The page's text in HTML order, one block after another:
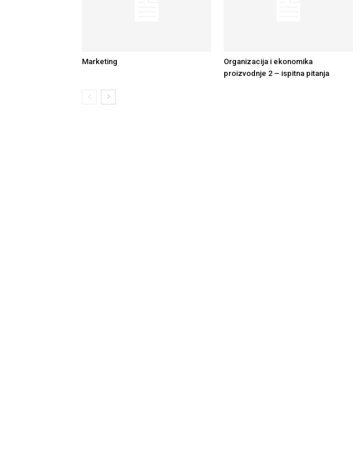
Marketing
Organizacija i ekonomika
proizvodnje 2 – ispitna pitanja